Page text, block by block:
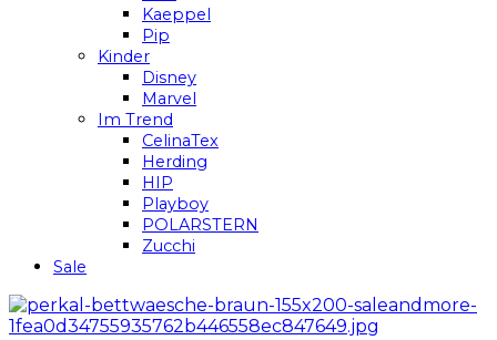
Kaeppel
Pip
Kinder
Disney
Marvel
Im Trend
CelinaTex
Herding
HIP
Playboy
POLARSTERN
Zucchi
Sale